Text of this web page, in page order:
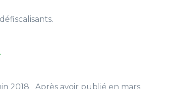
2018 Après avoir publié en mars